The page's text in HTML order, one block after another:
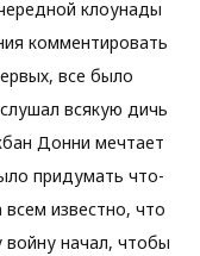
o
k
r r
a
m
клоунады
комментировать
все было
всякую дичь
Донни мечтает
придумать что-
известно, что
начал, чтобы